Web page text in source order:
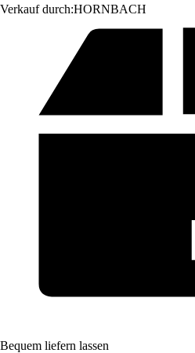
Verkauf durch:HORNBACH
Bequem liefern lassen